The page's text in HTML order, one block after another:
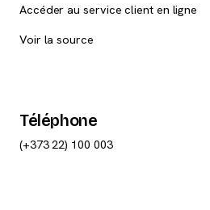
Accéder au service client en ligne
Voir la source
Téléphone
(+373 22) 100 003